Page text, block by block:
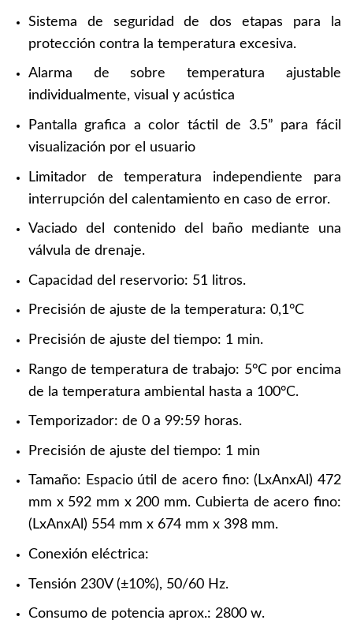
Sistema de seguridad de dos etapas para la
protección contra la temperatura excesiva.
Alarma de sobre temperatura ajustable
individualmente, visual y acústica
Pantalla grafica a color táctil de 3.5” para fácil
visualización por el usuario
Limitador de temperatura independiente para
interrupción del calentamiento en caso de error.
Vaciado del contenido del baño mediante una
válvula de drenaje.
Capacidad del reservorio: 51 litros.
Precisión de ajuste de la temperatura: 0,1°C
Precisión de ajuste del tiempo: 1 min.
Rango de temperatura de trabajo: 5°C por encima
de la temperatura ambiental hasta a 100°C.
Temporizador: de 0 a 99:59 horas.
Precisión de ajuste del tiempo: 1 min
Tamaño: Espacio útil de acero fino: (LxAnxAl) 472
mm x 592 mm x 200 mm. Cubierta de acero fino:
(LxAnxAl) 554 mm x 674 mm x 398 mm.
Conexión eléctrica:
Tensión 230V (±10%), 50/60 Hz.
Consumo de potencia aprox.: 2800 w.